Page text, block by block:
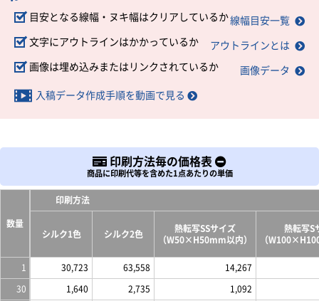
目安となる線幅・ヌキ幅はクリアしているか線幅目安一覧
文字にアウトラインはかかっているか アウトラインとは
画像は埋め込みまたはリンクされているか 画像データ
入稿データ作成手順を動画で見る
印刷方法毎の価格表
商品に印刷代等を含めた1点あたりの単価
数量
印刷方法
シルク1色 シルク2色
熱転写SSサイズ
（W50×H50mm以内）
熱転写S
（
1 30,723 63,558 14,267
30 1,640 2,735 1,092